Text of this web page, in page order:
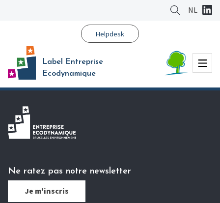
NL
Helpdesk
Label Entreprise
Ecodynamique
Menu
Ne ratez pas notre newsletter
Je m'inscris